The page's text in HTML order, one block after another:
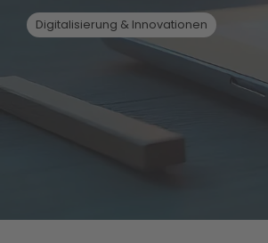
Digitalisierung & Innovationen